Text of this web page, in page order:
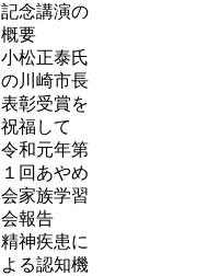
記念講演の
概要
小松正泰氏
の川崎市長
表彰受賞を
祝福して
令和元年第
１回あやめ
会家族学習
会報告
精神疾患に
よる認知機